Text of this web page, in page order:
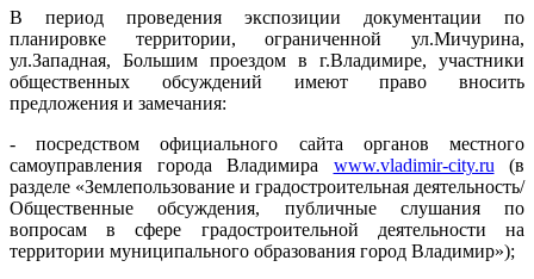
В период проведения экспозиции документации по
планировке территории, ограниченной ул.Мичурина,
ул.Западная, Большим проездом в г.Владимире, участники
общественных обсуждений имеют право вносить
предложения и замечания:
- посредством официального сайта органов местного
самоуправления города Владимира www.vladimir-city.ru (в
разделе «Землепользование и градостроительная деятельность/
Общественные обсуждения, публичные слушания по
вопросам в сфере градостроительной деятельности на
территории муниципального образования город Владимир»);